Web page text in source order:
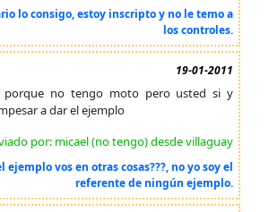
lo consigo, estoy inscripto y no le temo a
los controles.
19-01-2011
porque no tengo moto pero usted si y
a dar el ejemplo
por: micael (no tengo) desde villaguay
ejemplo vos en otras cosas???, no yo soy el
referente de ningún ejemplo.